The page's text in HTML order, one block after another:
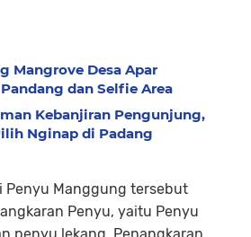
Mangrove Desa Apar
dan Selfie Area
Kebanjiran Pengunjung,
Nginap di Padang
Penyu Manggung tersebut
Penyu, yaitu Penyu
penyu lekang. Penangkaran